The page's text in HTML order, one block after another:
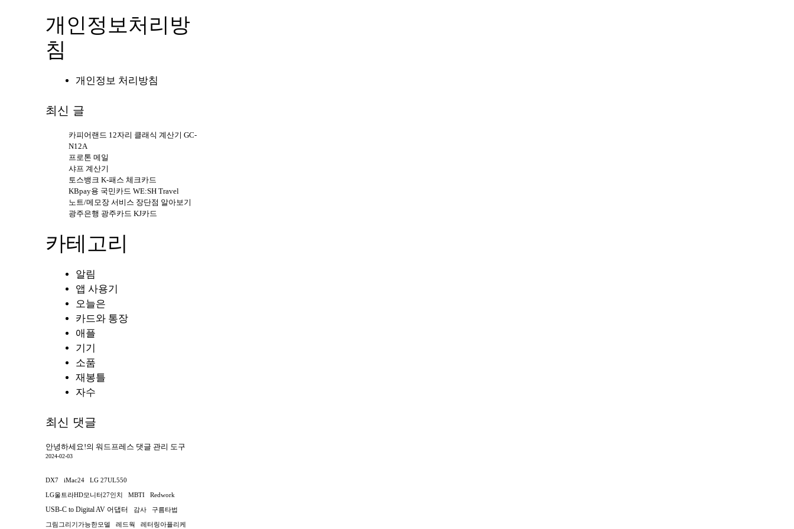
개인정보처리방
침
개인정보 처리방침
최신 글
카피어랜드 12자리 클래식 계산기 GC-
N12A
프로톤 메일
샤프 계산기
토스뱅크 K-패스 체크카드
KBpay용 국민카드 WE:SH Travel
노트/메모장 서비스 장단점 알아보기
광주은행 광주카드 KJ카드
카테고리
알림
앱 사용기
오늘은
카드와 통장
애플
기기
소품
재봉틀
자수
최신 댓글
안녕하세요!의 워드프레스 댓글 관리 도구
2024-02-03
DX7 iMac24 LG 27UL550
LG울트라HD모니터27인치 MBTI Redwork
USB-C to Digital AV 어댑터 감사 구름타법
그림그리기가능한모델 레드웍 레터링아플리케